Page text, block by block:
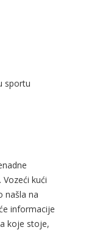
sportu
kući
našla na
informacije
koje stoje,